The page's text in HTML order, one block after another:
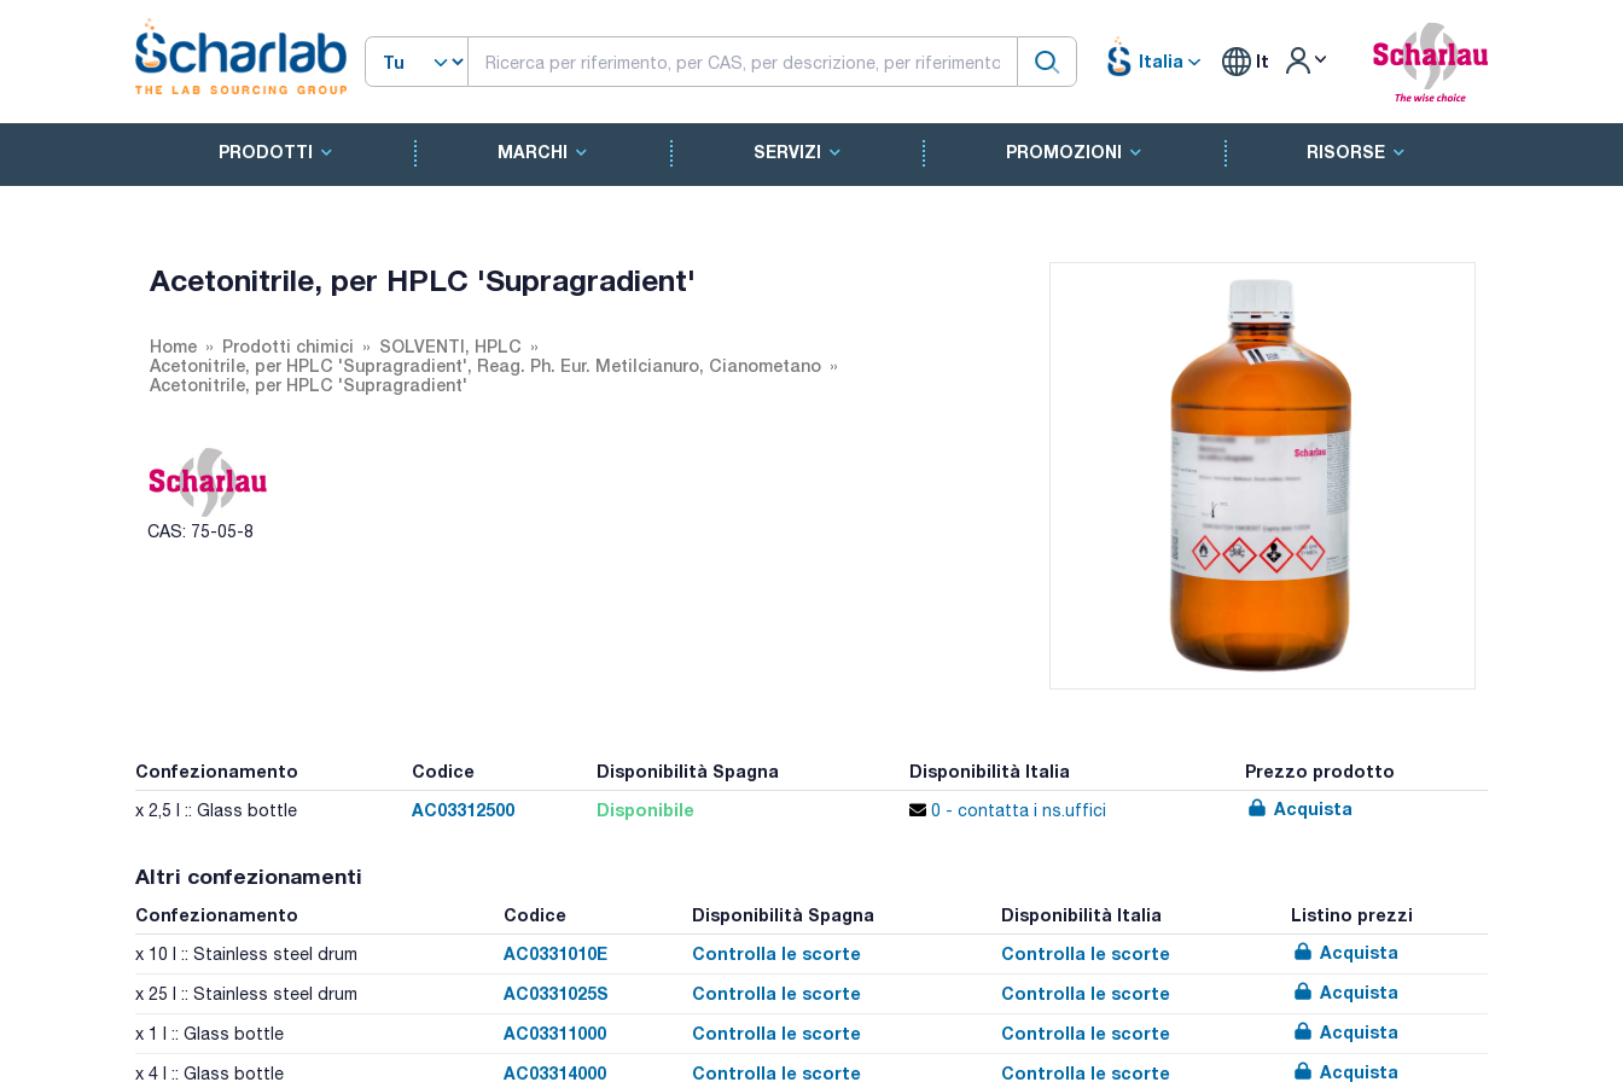
Italia It
PRODOTTI MARCHI SERVIZI PROMOZIONI RISORSE
Acetonitrile, per HPLC 'Supragradient'
Home Prodotti chimici
SOLVENTI, HPLC
Acetonitrile, per HPLC 'Supragradient', Reag. Ph. Eur. Metilcianuro, Cianometano
Acetonitrile, per HPLC 'Supragradient'
CAS: 75-05-8
Confezionamento Codice Disponibilità Spagna Disponibilità Italia Prezzo prodotto
x 2,5 l :: Glass bottle AC03312500 Disponibile 0 - contatta i ns.uffici Acquista
Altri confezionamenti
Confezionamento Codice Disponibilità Spagna Disponibilità Italia Listino prezzi
x 10 l :: Stainless steel drum AC0331010E Controlla le scorte Controlla le scorte Acquista
x 25 l :: Stainless steel drum AC0331025S Controlla le scorte Controlla le scorte Acquista
x 1 l :: Glass bottle AC03311000 Controlla le scorte Controlla le scorte Acquista
x 4 l :: Glass bottle AC03314000 Controlla le scorte Controlla le scorte Acquista